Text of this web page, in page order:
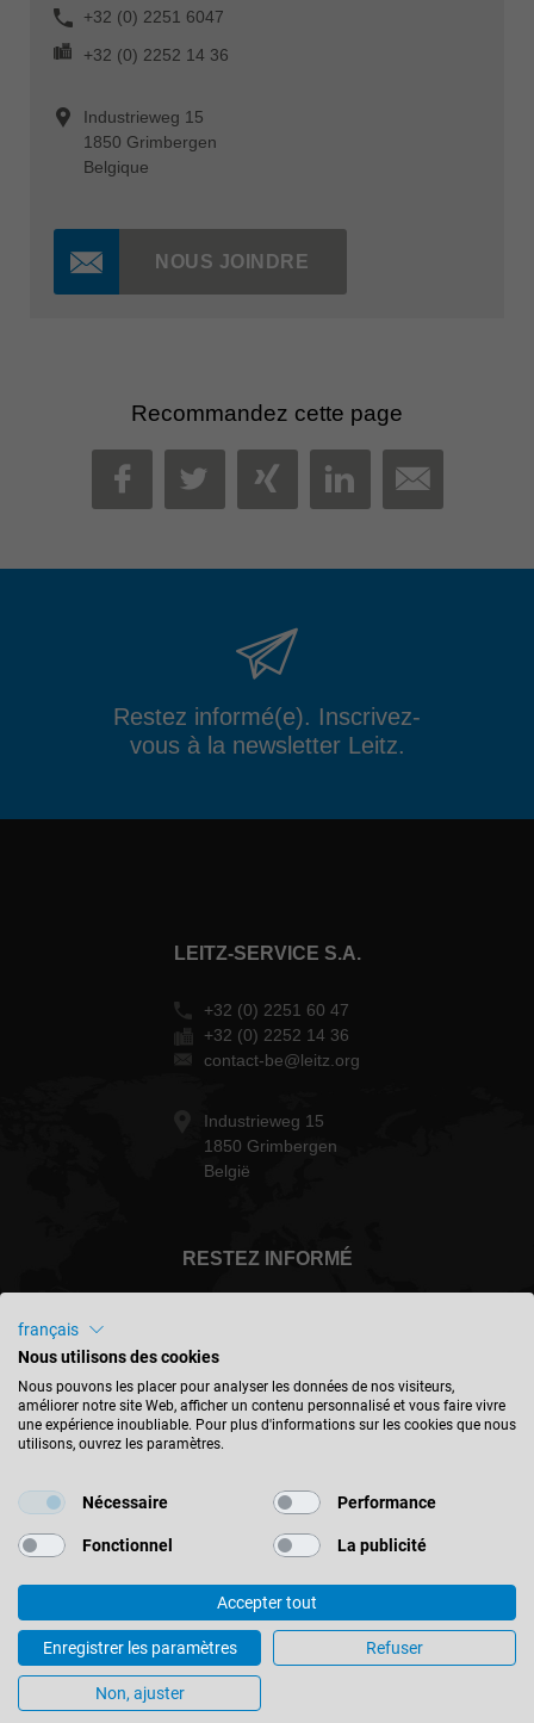
+32 (0) 2251 6047
+32 (0) 2252 14 36
Industrieweg 15
1850 Grimbergen
Belgique
NOUS JOINDRE
Recommandez cette page
FACEBOOK
TWITTER
XINGLINKEDIN
MAIL
Restez informé(e). Inscrivez-
vous à la newsletter Leitz.
LEITZ-SERVICE S.A.
+32 (0) 2251 60 47
+32 (0) 2252 14 36
contact-be@leitz.org
Industrieweg 15
1850 Grimbergen
België
RESTEZ INFORMÉ
België - français
© 2026 Leitz GmbH & Co. KG
Mentions Légales
Contact
Protection des données
Conditions générales
français
Nous utilisons des cookies
Nous pouvons les placer pour analyser les données de nos visiteurs,
améliorer notre site Web, afficher un contenu personnalisé et vous faire vivre
une expérience inoubliable. Pour plus d'informations sur les cookies que nous
utilisons, ouvrez les paramètres.
Nécessaire Performance
Fonctionnel La publicité
Accepter tout
Enregistrer les paramètres Refuser
Non, ajuster